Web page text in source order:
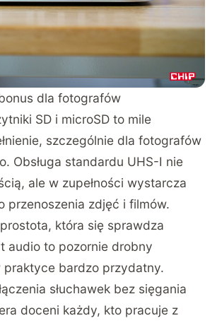
dla fotografów
SD i microSD to mile
szczególnie dla fotografów
Obsługa standardu UHS-I nie
ale w zupełności wystarcza
przenoszenia zdjęć i filmów.
która się sprawdza
audio to pozornie drobny
praktyce bardzo przydatny.
słuchawek bez sięgania
doceni każdy, kto pracuje z